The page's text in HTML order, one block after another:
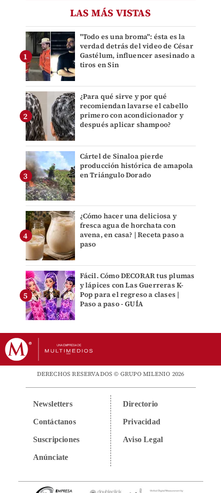
LAS MÁS VISTAS
"Todo es una broma": ésta es la
verdad detrás del video de César
Gastélum, influencer asesinado a
tiros en Sin
¿Para qué sirve y por qué
recomiendan lavarse el cabello
primero con acondicionador y
después aplicar shampoo?
Cártel de Sinaloa pierde
producción histórica de amapola
en Triángulo Dorado
¿Cómo hacer una deliciosa y
fresca agua de horchata con
avena, en casa? | Receta paso a
paso
Fácil. Cómo DECORAR tus plumas
y lápices con Las Guerreras K-
Pop para el regreso a clases |
Paso a paso - GUÍA
DERECHOS RESERVADOS © GRUPO MILENIO 2026
Newsletters
Contáctanos
Suscripciones
Anúnciate
Directorio
Privacidad
Aviso Legal